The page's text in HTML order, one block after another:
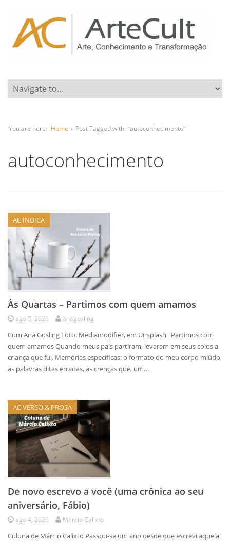
You are here: Home › Post Tagged with: "autoconhecimento"
autoconhecimento
AC INDICA
Às Quartas – Partimos com quem amamos
ago 5, 2026 anagosling
Com Ana Gosling Foto: Mediamodifier, em Unsplash Partimos com
quem amamos Quando meus pais partiram, levaram em seus colos a
criança que fui. Memórias específicas: o formato do meu corpo miúdo,
as palavras ditas erradas, as crenças que, um…
AC VERSO & PROSA
De novo escrevo a você (uma crônica ao seu
aniversário, Fábio)
ago 4, 2026 Márcio Calixto
Coluna de Márcio Calixto Passou-se um ano desde que escrevi aquela